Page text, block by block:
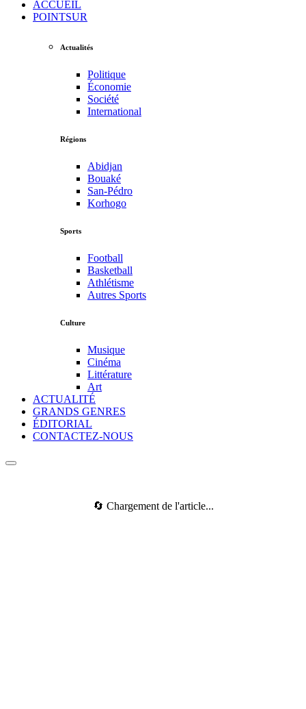
ACCUEIL
POINTSUR
Actualités
Politique
Économie
Société
International
Régions
Abidjan
Bouaké
San-Pédro
Korhogo
Sports
Football
Basketball
Athlétisme
Autres Sports
Culture
Musique
Cinéma
Littérature
Art
ACTUALITÉ
GRANDS GENRES
ÉDITORIAL
CONTACTEZ-NOUS
🔄 Chargement de l'article...